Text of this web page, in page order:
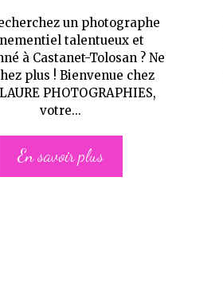
un photographe
talentueux et
à Castanet-Tolosan ? Ne
plus ! Bienvenue chez
PHOTOGRAPHIES,
votre...
En savoir plus